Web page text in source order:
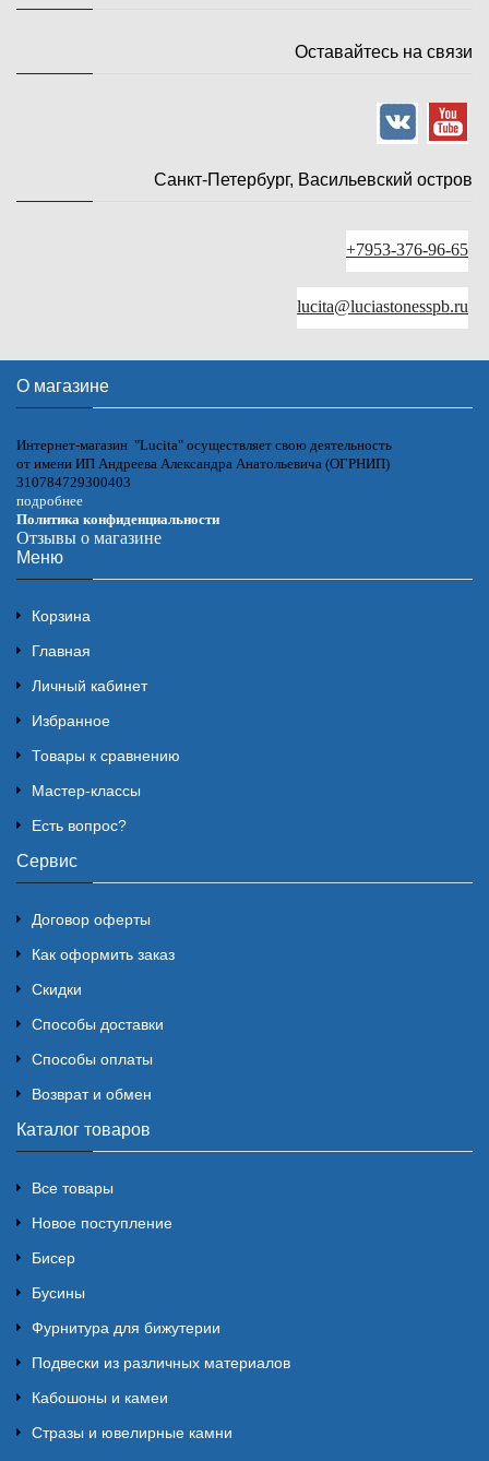
Оставайтесь на связи
Санкт-Петербург, Васильевский остров
+7953-376-96-65
lucita@luciastonesspb.ru
О магазине
Интернет-магазин "Lucita" осуществляет свою деятельность
от имени ИП Андреева Александра Анатольевича (ОГРНИП)
310784729300403
подробнее
Политика конфиденциальности
Отзывы о магазине
Меню
Корзина
Главная
Личный кабинет
Избранное
Товары к сравнению
Мастер-классы
Есть вопрос?
Сервис
Договор оферты
Как оформить заказ
Скидки
Способы доставки
Способы оплаты
Возврат и обмен
Каталог товаров
Все товары
Новое поступление
Бисер
Бусины
Фурнитура для бижутерии
Подвески из различных материалов
Кабошоны и камеи
Стразы и ювелирные камни